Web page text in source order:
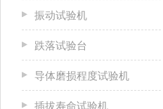
振动试验机
跌落试验台
导体磨损程度试验机
插拔寿命试验机